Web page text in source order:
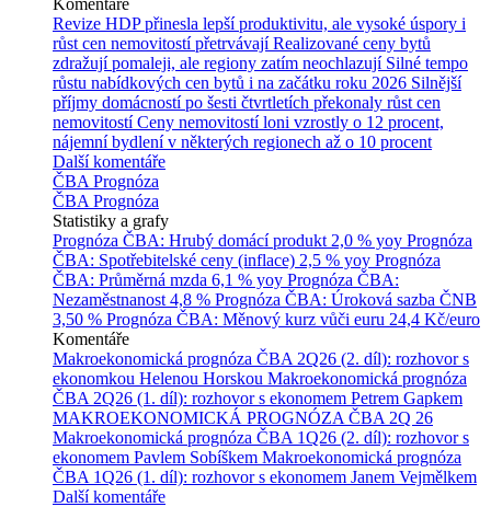
Komentáře
Revize HDP přinesla lepší produktivitu, ale vysoké úspory i
růst cen nemovitostí přetrvávají Realizované ceny bytů
zdražují pomaleji, ale regiony zatím neochlazují Silné tempo
růstu nabídkových cen bytů i na začátku roku 2026 Silnější
příjmy domácností po šesti čtvrtletích překonaly růst cen
nemovitostí Ceny nemovitostí loni vzrostly o 12 procent,
nájemní bydlení v některých regionech až o 10 procent
Další komentáře
ČBA Prognóza
ČBA Prognóza
Statistiky a grafy
Prognóza ČBA: Hrubý domácí produkt 2,0 % yoy Prognóza
ČBA: Spotřebitelské ceny (inflace) 2,5 % yoy Prognóza
ČBA: Průměrná mzda 6,1 % yoy Prognóza ČBA:
Nezaměstnanost 4,8 % Prognóza ČBA: Úroková sazba ČNB
3,50 % Prognóza ČBA: Měnový kurz vůči euru 24,4 Kč/euro
Komentáře
Makroekonomická prognóza ČBA 2Q26 (2. díl): rozhovor s
ekonomkou Helenou Horskou Makroekonomická prognóza
ČBA 2Q26 (1. díl): rozhovor s ekonomem Petrem Gapkem
MAKROEKONOMICKÁ PROGNÓZA ČBA 2Q 26
Makroekonomická prognóza ČBA 1Q26 (2. díl): rozhovor s
ekonomem Pavlem Sobíškem Makroekonomická prognóza
ČBA 1Q26 (1. díl): rozhovor s ekonomem Janem Vejmělkem
Další komentáře